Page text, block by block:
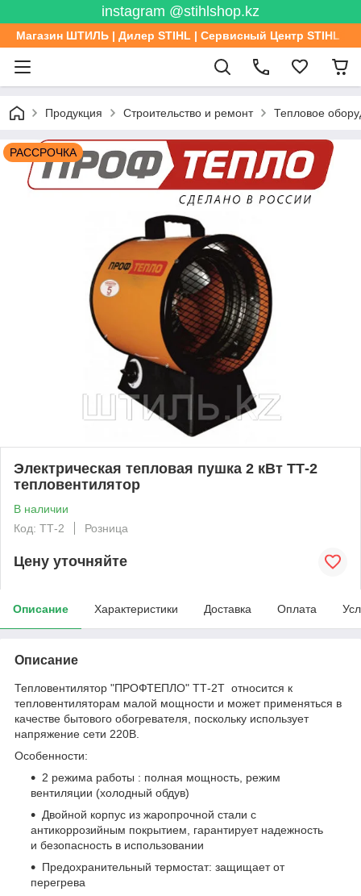
instagram @stihlshop.kz
Магазин ШТИЛЬ | Дилер STIHL | Сервисный Центр STIHL
Продукция Строительство и ремонт Тепловое
РАССРОЧКА
Электрическая тепловая пушка 2 кВт ТТ-2
тепловентилятор
В наличии
Код: ТТ-2
Розница
Цену уточняйте
Описание Характеристики Доставка Оплата
Описание
Тепловентилятор "ПРОФТЕПЛО" ТТ-2Т относится к
тепловентиляторам малой мощности и может применяться в
качестве бытового обогревателя, поскольку использует
напряжение сети 220В.
Особенности:
2 режима работы : полная мощность, режим
вентиляции (холодный обдув)
Двойной корпус из жаропрочной стали с
антикоррозийным покрытием, гарантирует надежность
и безопасность в использовании
Предохранительный термостат: защищает от
перегрева